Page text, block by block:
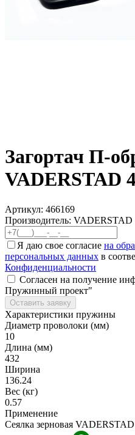
Загортач П-
VADERSTAD
Артикул: 466169
Производитель: VADERSTAD
Я даю свое согласие на
персональных данных в
Конфиденциальности
Согласен на получение
Пружинный проект"
Оставить заявку
Характеристики пружины
Диаметр проволоки (мм)
10
Длина (мм)
432
Ширина
136.24
Вес (кг)
0.57
Применение
Сеялка зерновая